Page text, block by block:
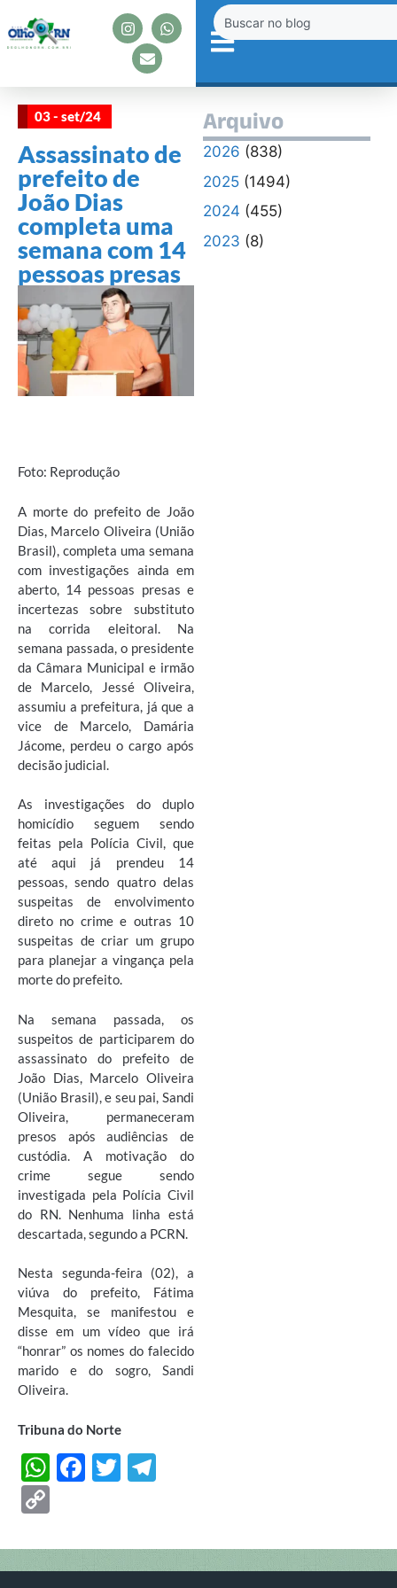
03 - set/24
Assassinato de
prefeito de
João Dias
completa uma
semana com 14
pessoas presas
Foto: Reprodução
A morte do prefeito de João
Dias, Marcelo Oliveira (União
Brasil), completa uma semana
com investigações ainda em
aberto, 14 pessoas presas e
incertezas sobre substituto
na corrida eleitoral. Na
semana passada, o presidente
da Câmara Municipal e irmão
de Marcelo, Jessé Oliveira,
assumiu a prefeitura, já que a
vice de Marcelo, Damária
Jácome, perdeu o cargo após
decisão judicial.
As investigações do duplo
homicídio seguem sendo
feitas pela Polícia Civil, que
até aqui já prendeu 14
pessoas, sendo quatro delas
suspeitas de envolvimento
direto no crime e outras 10
suspeitas de criar um grupo
para planejar a vingança pela
morte do prefeito.
Na semana passada, os
suspeitos de participarem do
assassinato do prefeito de
João Dias, Marcelo Oliveira
(União Brasil), e seu pai, Sandi
Oliveira, permaneceram
presos após audiências de
custódia. A motivação do
crime segue sendo
investigada pela Polícia Civil
do RN. Nenhuma linha está
descartada, segundo a PCRN.
Nesta segunda-feira (02), a
viúva do prefeito, Fátima
Mesquita, se manifestou e
disse em um vídeo que irá
“honrar” os nomes do falecido
marido e do sogro, Sandi
Oliveira.
Tribuna do Norte
W
s
A
F
b
o
T
er gr
a
p
Arquivo
2026 (838)
2025(1494)
2024 (455)
2023 (8)